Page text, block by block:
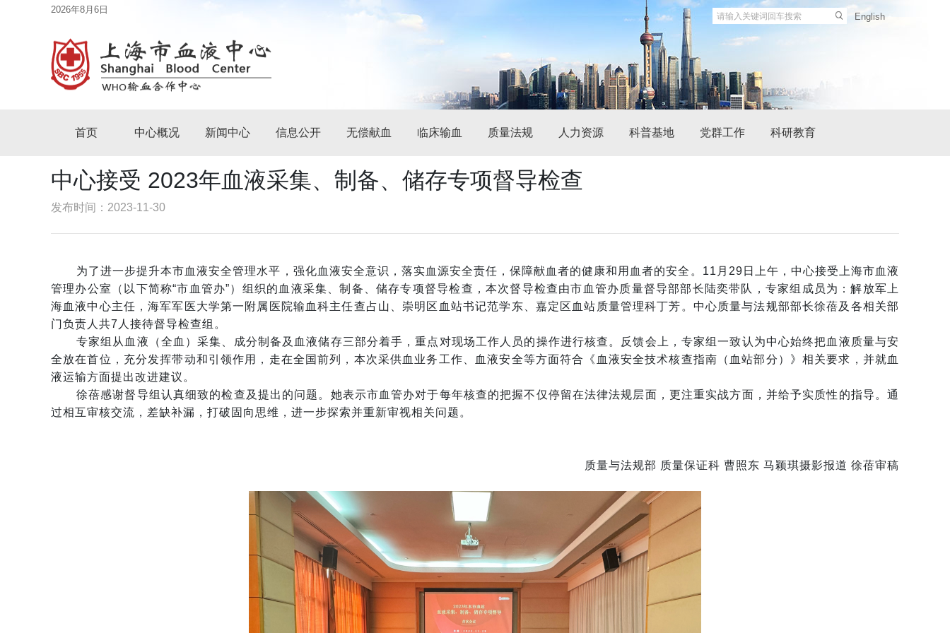
2026年8月6日
English
首页 中心概况 新闻中心 信息公开 无偿献血 临床输血 质量法规 人力资源 科普基地 党群工作 科研教育
中心接受 2023年血液采集、制备、储存专项督导检查
发布时间：2023-11-30
为了进一步提升本市血液安全管理水平，强化血液安全意识，落实血源安全责任，保障献血者的健康和用血者的安全。11月29日上午，中心接受上海市血液
管理办公室（以下简称“市血管办”）组织的血液采集、制备、储存专项督导检查，本次督导检查由市血管办质量督导部部长陆奕带队，专家组成员为：解放军上
海血液中心主任，海军军医大学第一附属医院输血科主任查占山、崇明区血站书记范学东、嘉定区血站质量管理科丁芳。中心质量与法规部部长徐蓓及各相关部
门负责人共7人接待督导检查组。
专家组从血液（全血）采集、成分制备及血液储存三部分着手，重点对现场工作人员的操作进行核查。反馈会上，专家组一致认为中心始终把血液质量与安
全放在首位，充分发挥带动和引领作用，走在全国前列，本次采供血业务工作、血液安全等方面符合《血液安全技术核查指南（血站部分）》相关要求，并就血
液运输方面提出改进建议。
徐蓓感谢督导组认真细致的检查及提出的问题。她表示市血管办对于每年核查的把握不仅停留在法律法规层面，更注重实战方面，并给予实质性的指导。通
过相互审核交流，差缺补漏，打破固向思维，进一步探索并重新审视相关问题。
质量与法规部 质量保证科 曹照东 马颖琪摄影报道 徐蓓审稿